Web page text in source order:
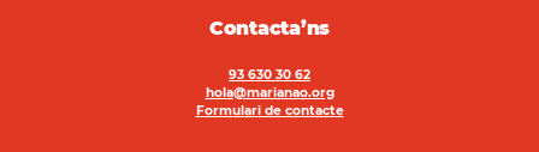
Contacta’ns
93 630 30 62
hola@marianao.org
Formulari de contacte